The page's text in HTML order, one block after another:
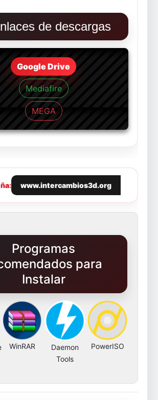
de descargas
Google Drive
Mediafire
MEGA
www.intercambios3d.org
Programas
para
Instalar
WinRAR
Daemon
Tools
PowerISO